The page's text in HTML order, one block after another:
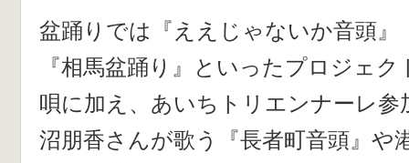
盆踊りでは『ええじゃないか音頭』
『相馬盆踊り』といったプロジェ
唄に加え、あいちトリエンナーレ
沼朋香さんが歌う『長者町音頭』や